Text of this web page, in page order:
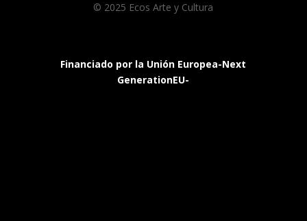
© 2025 Ecos Arte y Cultura
Financiado por la Unión Europea-Next
GenerationEU-